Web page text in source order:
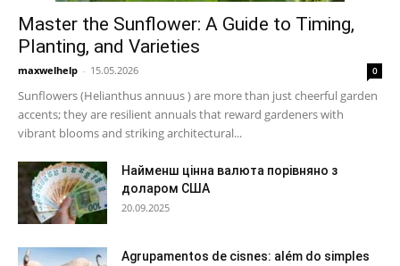
Master the Sunflower: A Guide to Timing,
Planting, and Varieties
maxwelhelp - 15.05.2026 0
Sunflowers (Helianthus annuus ) are more than just cheerful garden
accents; they are resilient annuals that reward gardeners with
vibrant blooms and striking architectural...
Найменш цінна валюта порівняно з
доларом США
20.09.2025
Agrupamentos de cisnes: além do simples